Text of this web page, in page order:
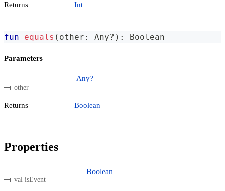
Returns Int
fun equals ( other : Any? ) : Boolean
Parameters
other
Any?
Returns Boolean
Properties
val isEvent
Boolean